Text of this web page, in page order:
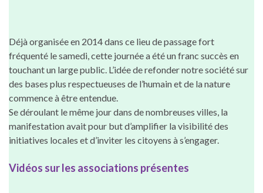
Déjà organisée en 2014 dans ce lieu de passage fort
fréquenté le samedi, cette journée a été un franc succès en
touchant un large public. L’idée de refonder notre société sur
des bases plus respectueuses de l’humain et de la nature
commence à être entendue.
Se déroulant le même jour dans de nombreuses villes, la
manifestation avait pour but d’amplifier la visibilité des
initiatives locales et d’inviter les citoyens à s’engager.
Vidéos sur les associations présentes